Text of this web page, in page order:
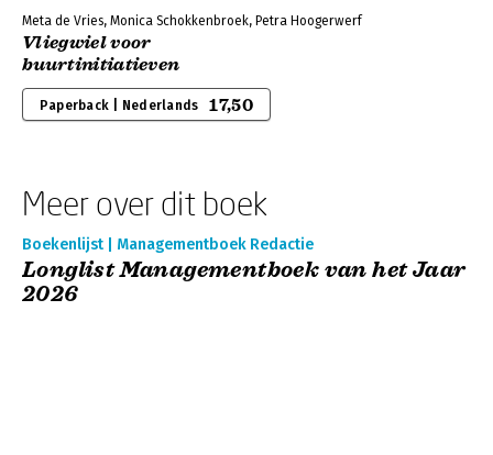
Meta de Vries, Monica Schokkenbroek, Petra Hoogerwerf
Vliegwiel voor
buurtinitiatieven
Paperback | Nederlands 17,50
Meer over dit boek
Boekenlijst | Managementboek Redactie
Longlist Managementboek van het Jaar
2026